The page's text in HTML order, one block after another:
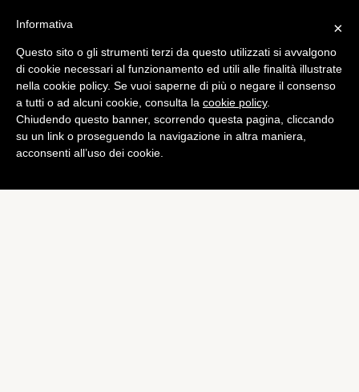
Champions League
Champions, la Juventus
con un piede negli ottavi
di Carla Santirocco
×
Informativa
Questo sito o gli strumenti terzi da questo utilizzati si avvalgono
di cookie necessari al funzionamento ed utili alle finalità illustrate
nella cookie policy. Se vuoi saperne di più o negare il consenso
a tutti o ad alcuni cookie, consulta la cookie policy.
Chiudendo questo banner, scorrendo questa pagina, cliccando
su un link o proseguendo la navigazione in altra maniera,
acconsenti all’uso dei cookie.